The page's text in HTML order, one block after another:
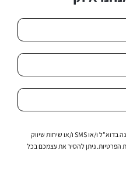
אני מאשר/ת קבלת חומר שיווק ממעין ליבנה בדוא"ל ו/או SMS ו/או שיחות שיווק
הפרטיות. ניתן להסיר את עצמכם בכל